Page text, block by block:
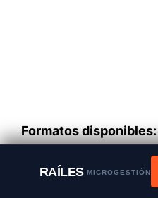
Formatos disponibles:
Tweets
RAÍLESMICROGESTIÓN